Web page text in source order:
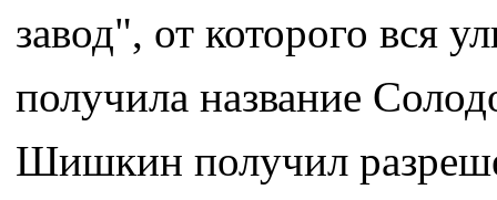
завод", от которого вся
получила название
Шишкин получил